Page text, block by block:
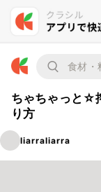
ちゃちゃっと☆
り方
liarraliarra